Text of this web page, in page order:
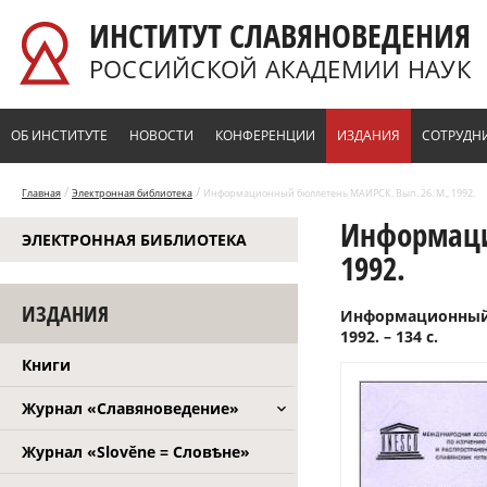
ИНСТИТУТ СЛАВЯНОВЕДЕНИЯ
РОССИЙСКОЙ АКАДЕМИИ НАУК
ОБ ИНСТИТУТЕ НОВОСТИ КОНФЕРЕНЦИИ ИЗДАНИЯ
Главная / Электронная библиотека / Информационный бюллетень МАИРСК. Вып. 26. М., 1992.
ЭЛЕКТРОННАЯ БИБЛИОТЕКА
ИЗДАНИЯ
Книги
Журнал «Славяноведение»
Журнал «Slověne = Словѣне»
1992.
1992. – 134 с.